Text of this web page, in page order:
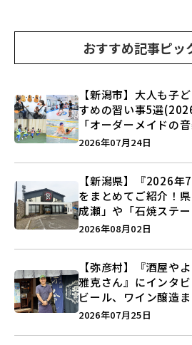
おすすめ記事ピッ
【新潟市】大人も子
すめの習い事5選
「オーダーメイドの
キックボクシング」
2026年07月24日
【新潟県】『2026年
をまとめてご紹介！
成瀬」や「石焼ステ
営業に幕…。
2026年08月02日
【弥彦村】『酒屋や
雅克さん』にインタ
ビール、ワイン醸造
史”に迫る♪
2026年07月25日